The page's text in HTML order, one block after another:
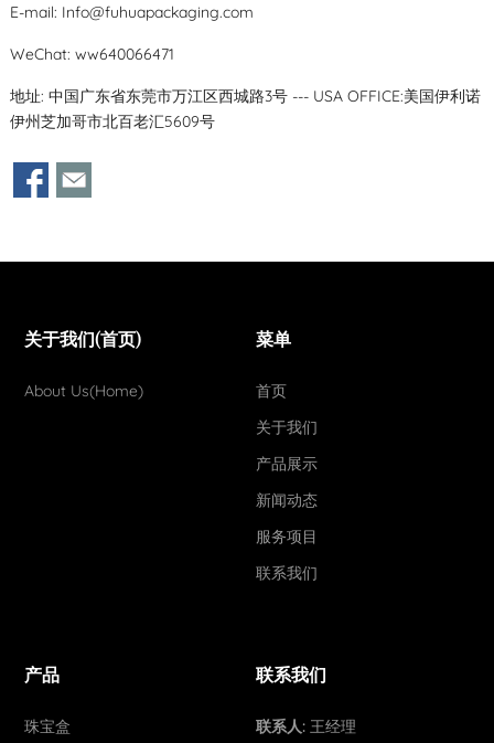
E-mail: Info@fuhuapackaging.com
WeChat: ww640066471
地址: 中国广东省东莞市万江区西城路3号 --- USA OFFICE:美国伊利诺
伊州芝加哥市北百老汇5609号
关于我们(首页)
About Us(Home)
菜单
首页
关于我们
产品展示
新闻动态
服务项目
联系我们
产品
珠宝盒
联系我们
联系人: 王经理